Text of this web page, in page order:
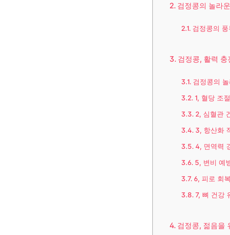
검정콩의 놀라
검정콩의
검정콩, 활력
검정콩의
1, 혈당 조
2, 심혈관
3, 항산화
4, 면역력
5, 변비 예
6, 피로 회
7, 뼈 건강
검정콩, 젊음을